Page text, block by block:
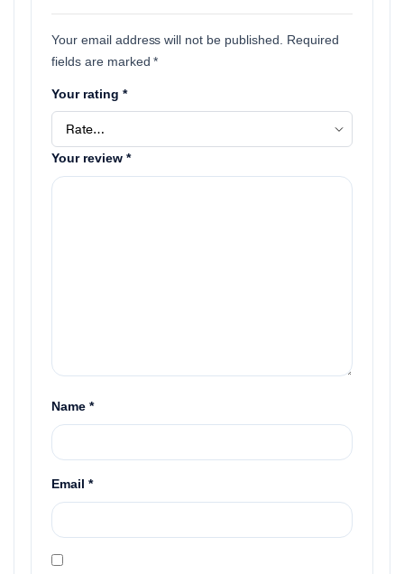
Your email address will not be published.
Required
fields are marked*
Your rating *
Your review *
Name *
Email *